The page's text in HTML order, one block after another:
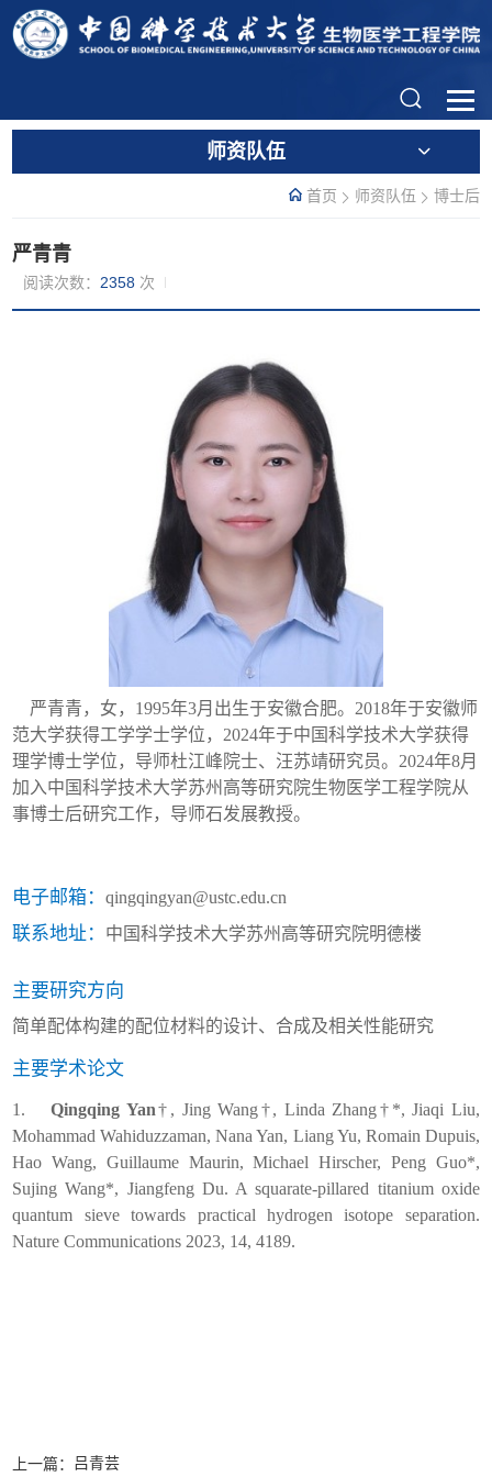
师资队伍
首页 师资队伍 博士后
严青青
阅读次数：2358 次
严青青，女， 1995年3月出生于安徽合肥。 2018年于安徽师
范大学获得工学学士学位， 2024年于中国科学技术大学获得
理学博士学位，导师杜江峰院士、汪苏靖研究员。 2024年8月
加入中国科学技术大学苏州高等研究院生物医学工程学院从
事博士后研究工作，导师石发展教授。
电子邮箱：qingqingyan@ustc.edu.cn
联系地址： 中国科学技术大学苏州高等研究院明德楼
主要研究方向
简单配体构建的配位材料的设计、合成及相关性能研究
主要学术论文
1. Qingqing Yan†, Jing Wang†, Linda Zhang†*, Jiaqi Liu,
Mohammad Wahiduzzaman, Nana Yan, Liang Yu, Romain Dupuis,
Hao Wang, Guillaume Maurin, Michael Hirscher, Peng Guo*,
Sujing Wang*, Jiangfeng Du. A squarate-pillared titanium oxide
quantum sieve towards practical hydrogen isotope separation.
Nature Communications 2023, 14, 4189.
上一篇： 吕青芸